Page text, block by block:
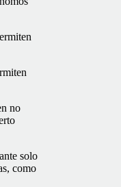
no
solo
como